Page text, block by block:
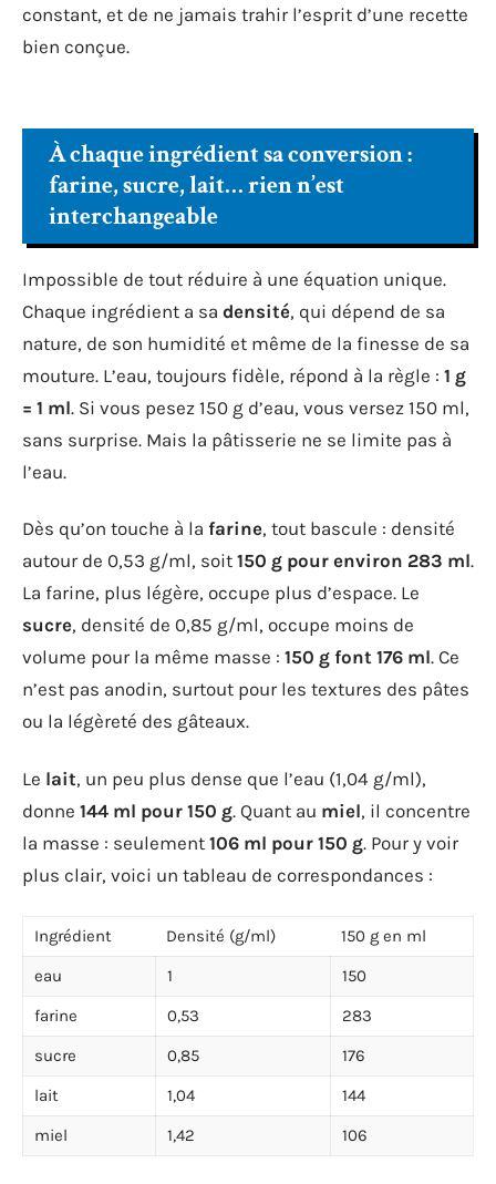
constant, et de ne jamais trahir l’esprit d’une recette
bien conçue.
À chaque ingrédient sa conversion :
farine, sucre, lait… rien n’est
interchangeable
Impossible de tout réduire à une équation unique.
Chaque ingrédient a sa densité, qui dépend de sa
nature, de son humidité et même de la finesse de sa
mouture. L’eau, toujours fidèle, répond à la règle : 1 g
= 1 ml. Si vous pesez 150 g d’eau, vous versez 150 ml,
sans surprise. Mais la pâtisserie ne se limite pas à
l’eau.
Dès qu’on touche à la farine, tout bascule : densité
autour de 0,53 g/ml, soit 150 g pour environ 283 ml.
La farine, plus légère, occupe plus d’espace. Le
sucre, densité de 0,85 g/ml, occupe moins de
volume pour la même masse : 150 g font 176 ml. Ce
n’est pas anodin, surtout pour les textures des pâtes
ou la légèreté des gâteaux.
Le lait, un peu plus dense que l’eau (1,04 g/ml),
donne 144 ml pour 150 g. Quant au miel, il concentre
la masse : seulement 106 ml pour 150 g. Pour y voir
plus clair, voici un tableau de correspondances :
Ingrédient Densité (g/ml)
150 g en ml
eau
1
150
farine
0,53
283
sucre
0,85
176
lait
1,04
144
miel
1,42 106